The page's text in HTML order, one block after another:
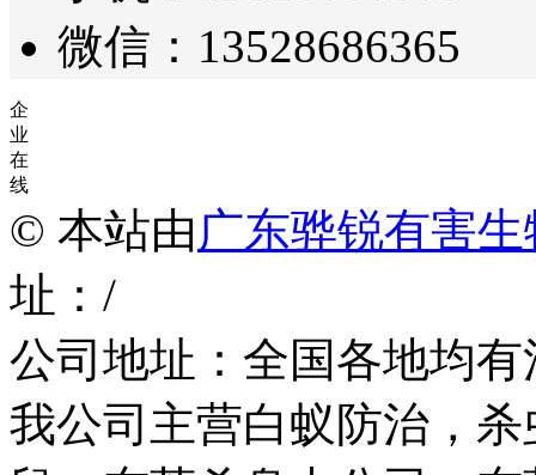
微信：13528686365
企
业
在
线
© 本站由 广东骅锐有害
址：/
公司地址：全国各地均
我公司主营白蚁防治，